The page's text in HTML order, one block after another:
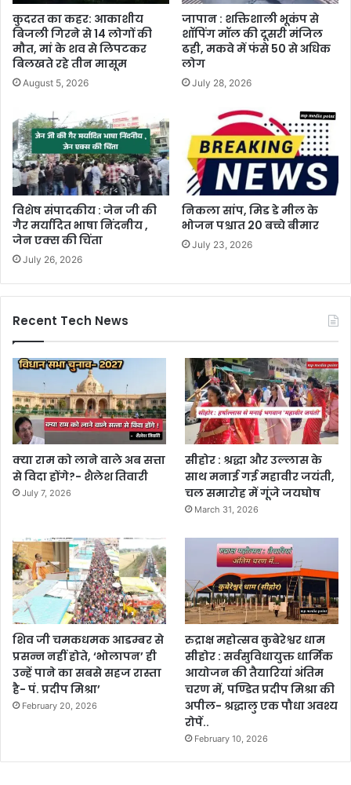
कुदरत का कहर: आकाशीय
बिजली गिरने से 14 लोगों की
मौत, मां के शव से लिपटकर
बिलखते रहे तीन मासूम
August 5, 2026
जापान : शक्तिशाली भूकंप से
शॉपिंग मॉल की दूसरी मंजिल
ढही, मकवे में फंसे 50 से अधिक
लोग
July 28, 2026
विशेष संपादकीय : जेन जी की
गैर मर्यादित भाषा निंदनीय ,
जेन एक्स की चिंता
July 26, 2026
निकला सांप, मिड डे मील के
भोजन पश्चात 20 बच्चे बीमार
July 23, 2026
Recent Tech News
क्या राम को लाने वाले अब सत्ता
से विदा होंगे?- शैलेश तिवारी
July 7, 2026
सीहोर : श्रद्धा और उल्लास के
साथ मनाई गई महावीर जयंती,
चल समारोह में गूंजे जयघोष
March 31, 2026
शिव जी चमकधमक आडम्बर से
प्रसन्न नहीं होते, ‘भोलापन’ ही
उन्हें पाने का सबसे सहज रास्ता
है- पं. प्रदीप मिश्रा’
February 20, 2026
रुद्राक्ष महोत्सव कुबेरेश्वर धाम
सीहोर : सर्वसुविधायुक्त धार्मिक
आयोजन की तैयारियां अंतिम
चरण में, पण्डित प्रदीप मिश्रा की
अपील- श्रद्धालु एक पौधा अवश्य
रोपें..
February 10, 2026